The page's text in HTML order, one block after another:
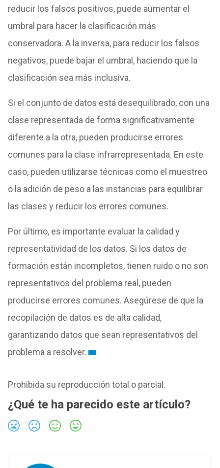
reducir los falsos positivos, puede aumentar el
umbral para hacer la clasificación más
conservadora. A la inversa, para reducir los falsos
negativos, puede bajar el umbral, haciendo que la
clasificación sea más inclusiva.
Si el conjunto de datos está desequilibrado, con una
clase representada de forma significativamente
diferente a la otra, pueden producirse errores
comunes para la clase infrarrepresentada. En este
caso, pueden utilizarse técnicas como el muestreo
o la adición de peso a las instancias para equilibrar
las clases y reducir los errores comunes.
Por último, es importante evaluar la calidad y
representatividad de los datos. Si los datos de
formación están incompletos, tienen ruido o no son
representativos del problema real, pueden
producirse errores comunes. Asegúrese de que la
recopilación de datos es de alta calidad,
garantizando datos que sean representativos del
problema a resolver.
Prohibida su reproducción total o parcial.
¿Qué te ha parecido este artículo?